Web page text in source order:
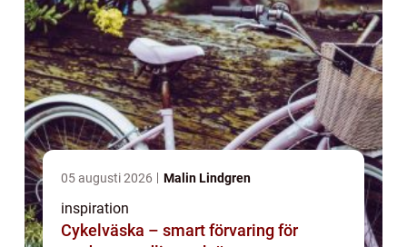
05 augusti 2026 Malin Lindgren
inspiration
Cykelväska – smart förvaring för